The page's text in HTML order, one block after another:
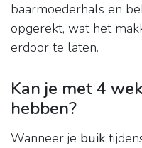
baarmoederhals en
opgerekt, wat het
erdoor te laten.
Kan je met 4
hebben?
Wanneer je buik